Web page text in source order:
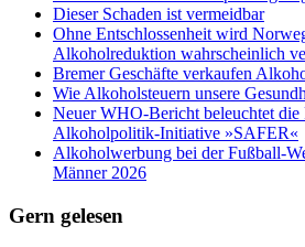
Dieser Schaden ist vermeidbar
Ohne Entschlossenheit wird
Alkoholreduktion wahrscheinlich
Bremer Geschäfte verkaufen
Wie Alkoholsteuern unsere
Neuer WHO-Bericht beleuchtet die
Alkoholpolitik-Initiative »SAFER«
Alkoholwerbung bei der Fußball-
Männer 2026
Gern gelesen